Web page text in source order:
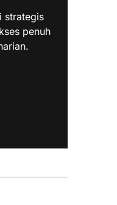
strategis
penuh